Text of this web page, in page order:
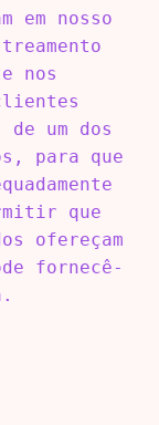
em nosso
nos
um dos
para que
que
ofereçam
fornecê-